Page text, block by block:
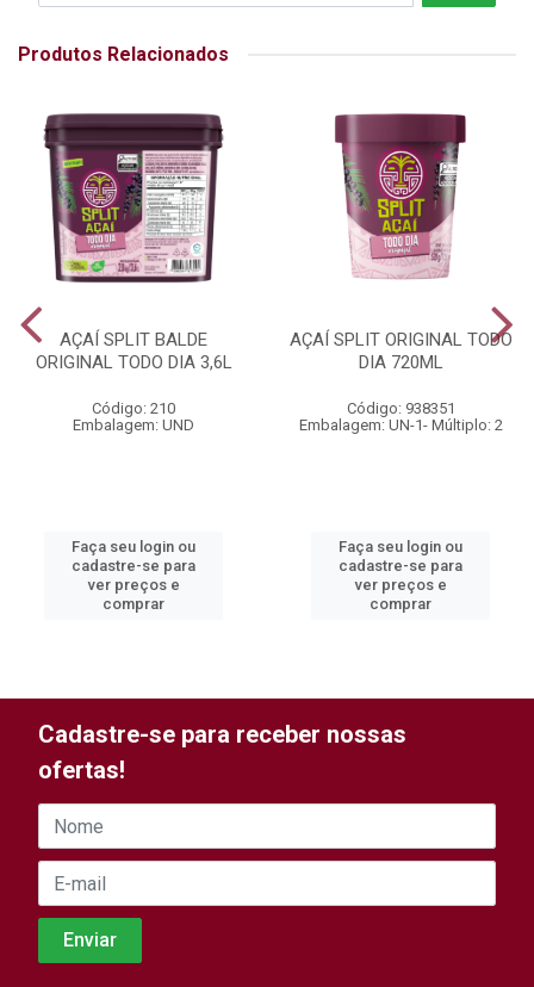
Produtos Relacionados
AÇAÍ SPLIT BALDE
ORIGINAL TODO DIA 3,6L
Código: 210
Embalagem: UND
Faça seu login ou
cadastre-se para
ver preços e
comprar
AÇAÍ SPLIT ORIGINAL TODO
DIA 720ML
Código: 938351
Embalagem: UN-1- Múltiplo: 2
Faça seu login ou
cadastre-se para
ver preços e
comprar
Cadastre-se para receber nossas
ofertas!